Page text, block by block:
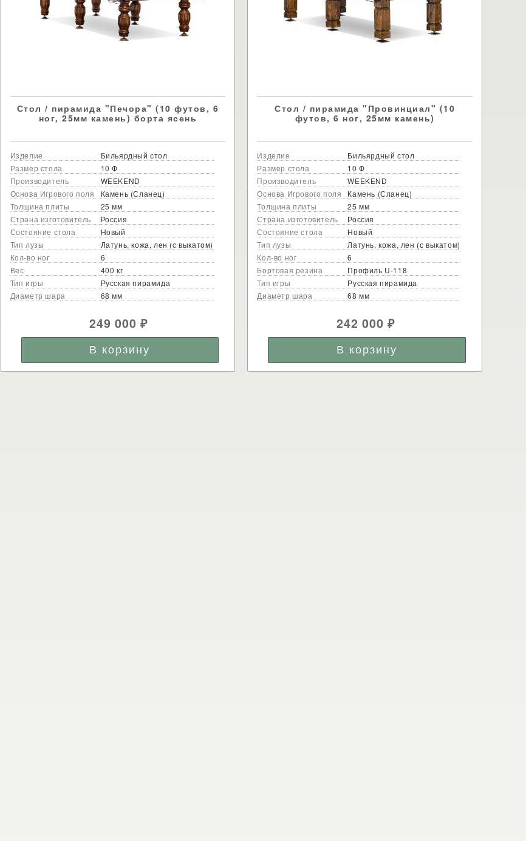
Стол / пирамида "Печора" (10 футов, 6
ног, 25мм камень) борта ясень
Изделие
Бильярдный стол
Размер стола
10 Ф
Производитель
WEEKEND
Основа Игрового поля
Камень (Сланец)
Толщина плиты
25 мм
Страна изготовитель
Россия
Состояние стола
Новый
Тип лузы
Латунь, кожа, лен (с выкатом)
Кол-во ног
6
Вес
400 кг
Тип игры
Русская пирамида
Диаметр шара
68 мм
249 000 ₽
Стол / пирамида "Провинциал" (10
футов, 6 ног, 25мм камень)
Изделие
Бильярдный стол
Размер стола
10 Ф
Производитель
WEEKEND
Основа Игрового поля
Камень (Сланец)
Толщина плиты
25 мм
Страна изготовитель
Россия
Состояние стола
Новый
Тип лузы
Латунь, кожа, лен (с выкатом)
Кол-во ног
6
Бортовая резина
Профиль U-118
Тип игры
Русская пирамида
Диаметр шара
68 мм
242 000 ₽